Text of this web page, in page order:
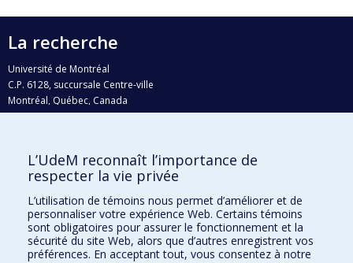
La recherche
Université de Montréal
C.P. 6128, succursale Centre-ville
Montréal, Québec, Canada
H3C 3J7
Qui fait quoi?
Nous trouver
Plan du site
Accessibilité
L’UdeM reconnaît l’importance de
respecter la vie privée
L’utilisation de témoins nous permet d’améliorer et de
personnaliser votre expérience Web. Certains témoins
sont obligatoires pour assurer le fonctionnement et la
sécurité du site Web, alors que d’autres enregistrent vos
préférences. En acceptant tout, vous consentez à notre